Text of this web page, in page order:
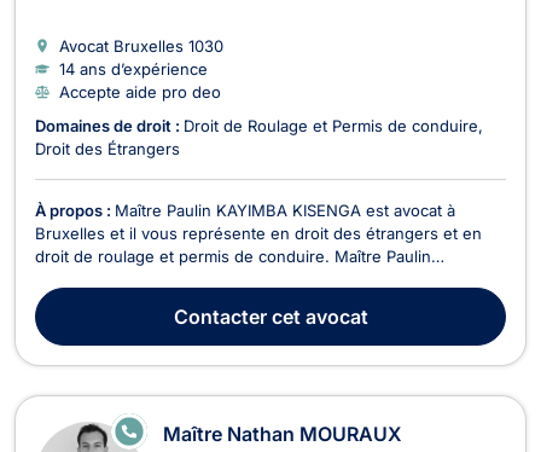
Avocat Bruxelles 1030
14 ans d’expérience
Accepte aide pro deo
Domaines de droit : Droit de Roulage et Permis de conduire
Droit des Étrangers
À propos : Maître Paulin KAYIMBA KISENGA est avocat à
Bruxelles et il vous représente en droit des étrangers et en
droit de roulage et permis de conduire. Maître Paulin
conduite sans permis, en état d’alcoolémie ou sous l’emprise
de stupéfiants. Il opère également pour toutes pr...
Contactercet avocat
Maître Nathan MOURAUX
E
N